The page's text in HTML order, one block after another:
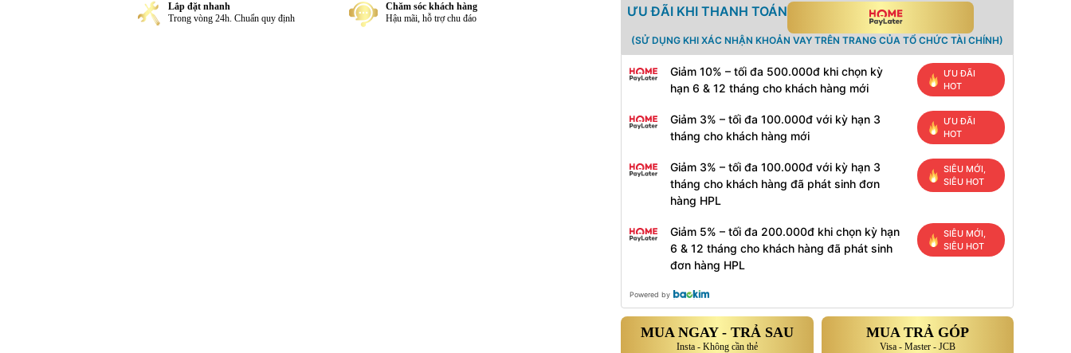
Lắp đặt nhanh
Trong vòng 24h. Chuẩn quy định
Chăm sóc khách hàng
Hậu mãi, hỗ trợ chu đáo
ƯU ĐÃI KHI THANH TOÁN
(SỬ DỤNG KHI XÁC NHẬN KHOẢN VAY TRÊN TRANG CỦA TỔ CHỨC TÀI CHÍNH)
Giảm 10% – tối đa 500.000đ khi chọn kỳ
hạn 6 & 12 tháng cho khách hàng mới
ƯU ĐÃI
HOT
Giảm 3% – tối đa 100.000đ với kỳ hạn 3
tháng cho khách hàng mới
ƯU ĐÃI
HOT
Giảm 3% – tối đa 100.000đ với kỳ hạn 3
tháng cho khách hàng đã phát sinh đơn
hàng HPL
SIÊU MỚI,
SIÊU HOT
Giảm 5% – tối đa 200.000đ khi chọn kỳ hạn
6 & 12 tháng cho khách hàng đã phát sinh
đơn hàng HPL
SIÊU MỚI,
SIÊU HOT
Powered by
MUA NGAY - TRẢ SAU
Insta - Không cần thẻ
MUA TRẢ GÓP
Visa - Master - JCB